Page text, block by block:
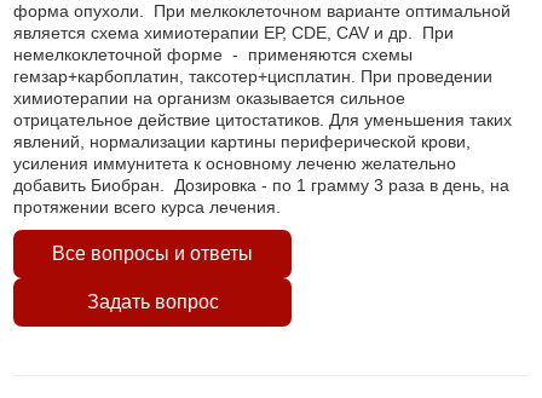
форма опухоли. При мелкоклеточном варианте оптимальной
является схема химиотерапии ЕР, CDE, CAV и др. При
немелкоклеточной форме - применяются схемы
гемзар+карбоплатин, таксотер+цисплатин. При проведении
химиотерапии на организм оказывается сильное
отрицательное действие цитостатиков. Для уменьшения таких
явлений, нормализации картины периферической крови,
усиления иммунитета к основному леченю желательно
добавить Биобран. Дозировка - по 1 грамму 3 раза в день, на
протяжении всего курса лечения.
Все вопросы и ответы
Задать вопрос